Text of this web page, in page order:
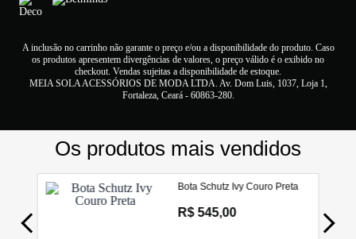
A inclusão no carrinho não garante o preço e/ou a disponibilidade do produto. Caso
os produtos apresentem divergências de valores, o preço válido é o exibido no
checkout. Vendas sujeitas a disponibilidade de estoque.
MEIA SOLA ACESSÓRIOS DE MODA LTDA. Av. Dom Luis, 1037, Loja 1,
Fortaleza, Ceará - 60863-280.